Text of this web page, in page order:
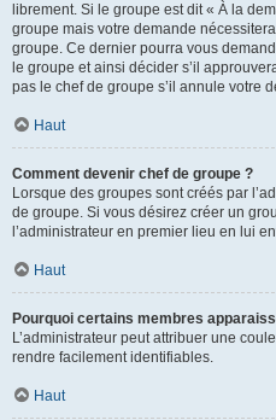
librement. Si le groupe est dit « À la
groupe mais votre demande
groupe. Ce dernier pourra vous
le groupe et ainsi décider s’il
pas le chef de groupe s’il annule votre
Haut
Comment devenir chef de groupe ?
Lorsque des groupes sont créés par
de groupe. Si vous désirez créer un
l’administrateur en premier lieu en lui
Haut
Pourquoi certains membres
L’administrateur peut attribuer une
rendre facilement identifiables.
Haut